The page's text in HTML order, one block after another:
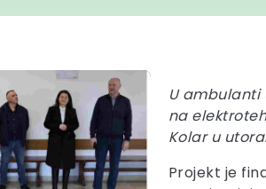
U ambulanti
na
Kolar u
Projekt je